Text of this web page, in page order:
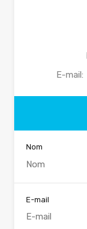
E-mail:
Nom
E-mail